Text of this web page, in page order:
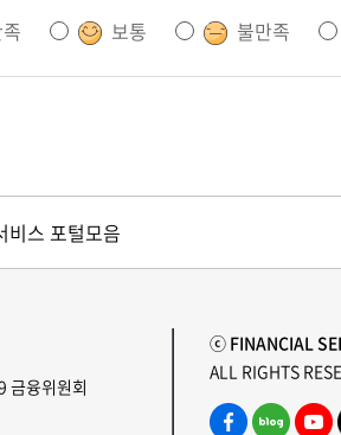
보통 불만족
금융위원회
ⓒ FINANCIAL
ALL RIGHTS